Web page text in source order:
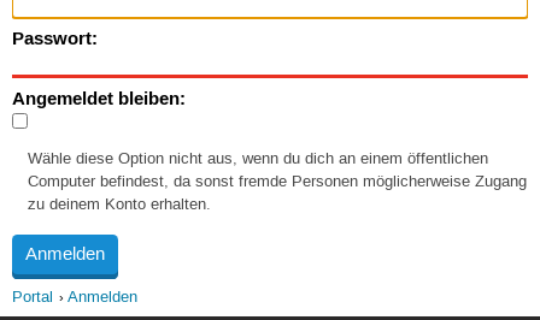
Passwort:
Angemeldet bleiben:
Wähle diese Option nicht aus, wenn du dich an einem öffentlichen
Computer befindest, da sonst fremde Personen möglicherweise Zugang
zu deinem Konto erhalten.
Portal Anmelden